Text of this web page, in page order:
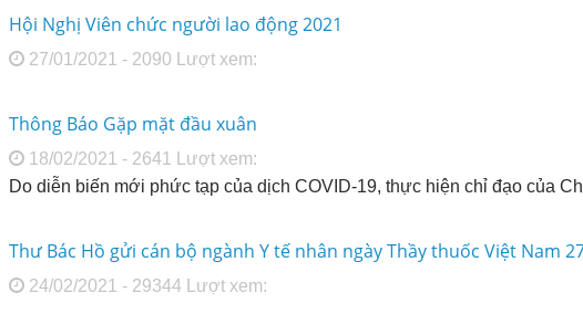
Hội Nghị Viên chức người lao động 2021
27/01/2021 - 2090 Lượt xem:
Thông Báo Gặp mặt đầu xuân
18/02/2021 - 2641 Lượt xem:
Do diễn biến mới phức tạp của dịch COVID-19, thực hiện chỉ đạo của
Thư Bác Hồ gửi cán bộ ngành Y tế nhân ngày Thầy thuốc Việt Nam
24/02/2021 - 29344 Lượt xem: